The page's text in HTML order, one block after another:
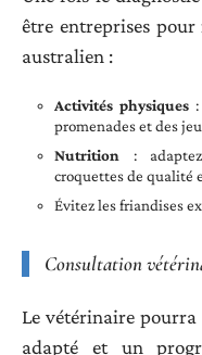
être entreprises
australien :
Activités physiques
promenades et des
Nutrition :
croquettes de qualité
Évitez les friandises
Consultation
Le vétérinaire
adapté et un